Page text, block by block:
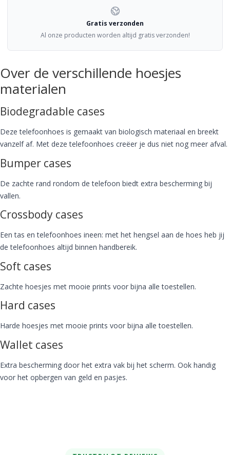
Gratis verzonden
Al onze producten worden altijd gratis verzonden!
Over de verschillende hoesjes
materialen
Biodegradable cases
Deze telefoonhoes is gemaakt van biologisch materiaal en breekt
vanzelf af. Met deze telefoonhoes creëer je dus niet nog meer afval.
Bumper cases
De zachte rand rondom de telefoon biedt extra bescherming bij
vallen.
Crossbody cases
Een tas en telefoonhoes ineen: met het hengsel aan de hoes heb jij
de telefoonhoes altijd binnen handbereik.
Soft cases
Zachte hoesjes met mooie prints voor bijna alle toestellen.
Hard cases
Harde hoesjes met mooie prints voor bijna alle toestellen.
Wallet cases
Extra bescherming door het extra vak bij het scherm. Ook handig
voor het opbergen van geld en pasjes.